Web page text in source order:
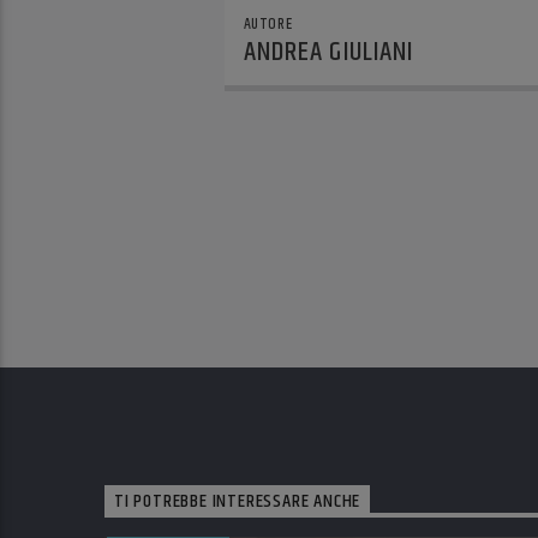
AUTORE
ANDREA GIULIANI
TI POTREBBE INTERESSARE ANCHE